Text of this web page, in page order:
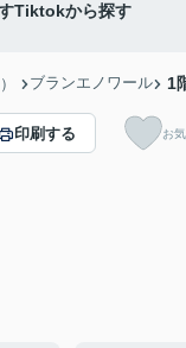
Tiktokから探す
ブランエノワール 1
印刷する お